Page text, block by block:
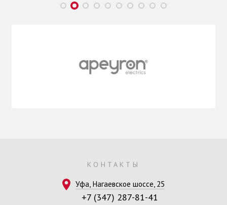
КОНТАКТЫ
Уфа, Нагаевское шоссе, 25
+7 (347) 287-81-41